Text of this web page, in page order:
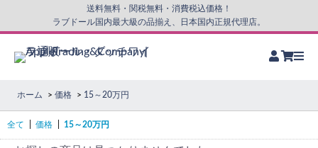
送料無料・関税無料・消費税込価格！
ラブドール国内最大級の品揃え、日本国内正規代理店。
ホーム 価格 15～20万円
全て 価格 15～20万円